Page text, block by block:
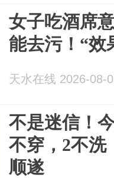
女子吃酒席
能去污！“效
天水在线 2026-08-
不是迷信！
不穿，2不洗
顺遂